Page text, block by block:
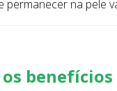
permanecer na pele
os